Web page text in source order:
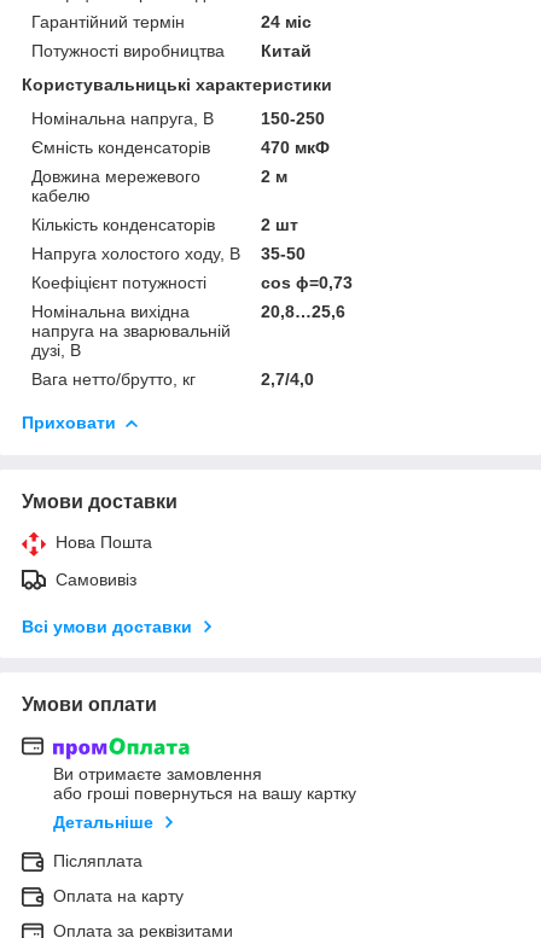
Гарантійний термін
24 міс
Потужності виробництва
Китай
Користувальницькі характеристики
Номінальна напруга, В
150-250
Ємність конденсаторів
470 мкФ
Довжина мережевого
кабелю
2 м
Кількість конденсаторів
2 шт
Напруга холостого ходу, В
35-50
Коефіцієнт потужності
cos ϕ=0,73
Номінальна вихідна
напруга на зварювальній
дузі, В
20,8…25,6
Вага нетто/брутто, кг 2,7/4,0
Приховати
Умови доставки
Нова Пошта
Самовивіз
Всі умови доставки
Умови оплати
Ви отримаєте замовлення
або гроші повернуться на вашу картку
Детальніше
Післяплата
Оплата на карту
Оплата за реквізитами